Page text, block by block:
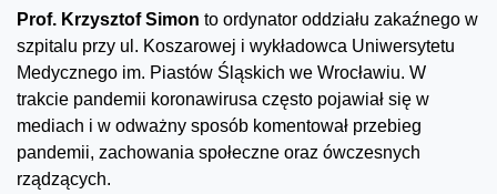
Prof. Krzysztof Simon to ordynator oddziału zakaźnego w
szpitalu przy ul. Koszarowej i wykładowca Uniwersytetu
Medycznego im. Piastów Śląskich we Wrocławiu. W
trakcie pandemii koronawirusa często pojawiał się w
mediach i w odważny sposób komentował przebieg
pandemii, zachowania społeczne oraz ówczesnych
rządzących.